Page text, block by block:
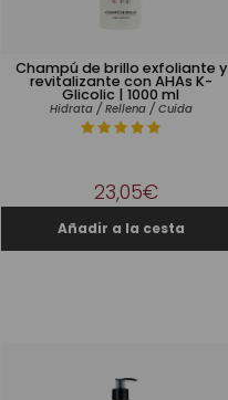
Champú de brillo exfoliante y
revitalizante con AHAs K-
Glicolic | 1000 ml
Hidrata / Rellena / Cuida
23,05€